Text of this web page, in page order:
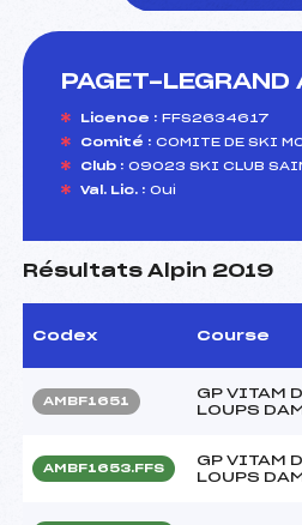
PAGET-LEGRAND
Licence : FFS2634617
Comité : COMITE DE SKI
Club : 09023 SKI CLUB
Val. Lic. : Oui
Résultats Alpin 2019
Codex Course
AMBF1651
GP VITAM
LOUPS
AMBF1653.FFS
GP VITAM
LOUPS